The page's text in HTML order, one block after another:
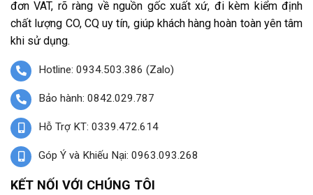
đơn VAT, rõ ràng về nguồn gốc xuất xứ, đi kèm kiểm định
chất lượng CO, CQ uy tín, giúp khách hàng hoàn toàn yên tâm
khi sử dụng.
Hotline: 0934.503.386 (Zalo)
Bảo hành: 0842.029.787
Hỗ Trợ KT: 0339.472.614
Góp Ý và Khiếu Nại: 0963.093.268
KẾT NỐI VỚI CHÚNG TÔI